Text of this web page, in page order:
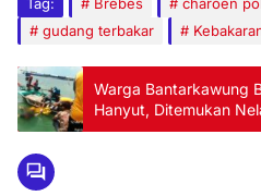
gudang terbakar
Warga Bantarkawung
Hanyut, Ditemukan
Kondisi Meninggal